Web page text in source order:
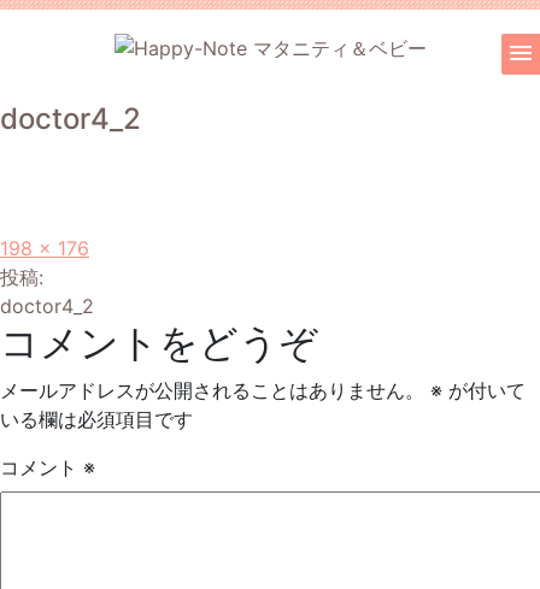
menu
doctor4_2
フ
ル
サ
イ
ズ
198 × 176
投
稿
ナ
ビ
ゲ
投稿:
doctor4_2
コメントをどうぞ
メールアドレスが公開されることはありません。 ※ が付いて
いる欄は必須項目です
コメント ※